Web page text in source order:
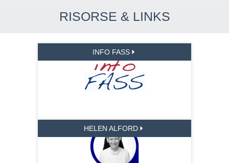
RISORSE & LINKS
INFO FASS
HELEN ALFORD